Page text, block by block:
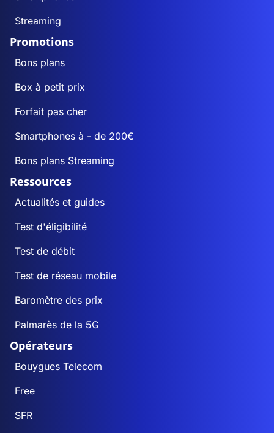
Streaming
Promotions
Bons plans
Box à petit prix
Forfait pas cher
Smartphones à - de 200€
Bons plans Streaming
Ressources
Actualités et guides
Test d'éligibilité
Test de débit
Test de réseau mobile
Baromètre des prix
Palmarès de la 5G
Opérateurs
Bouygues Telecom
Free
SFR